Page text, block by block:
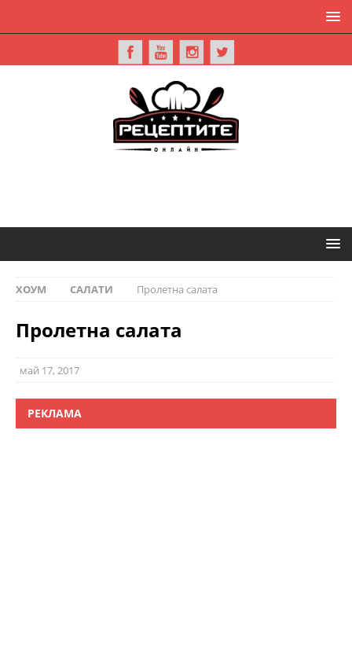
ХОУМ САЛАТИ Пролетна салата
Пролетна салата
май 17, 2017
РЕКЛАМА